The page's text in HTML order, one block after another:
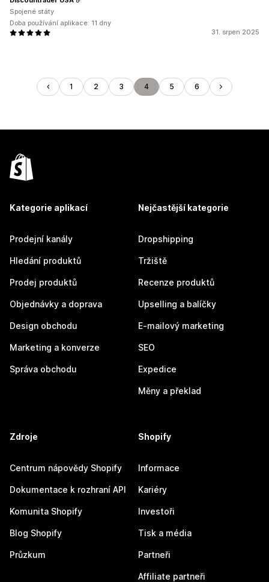
31. srpen 2025
Spojené státy
Doba používání aplikace: 11 dny
1 2 3 4 5 6
Kategorie aplikací
Prodejní kanály
Hledání produktů
Prodej produktů
Objednávky a doprava
Design obchodu
Marketing a konverze
Správa obchodu
Nejčastější kategorie
Dropshipping
Tržiště
Recenze produktů
Upselling a balíčky
E-mailový marketing
SEO
Expedice
Měny a překlad
Zdroje
Centrum nápovědy Shopify
Dokumentace k rozhraní API
Komunita Shopify
Blog Shopify
Průzkum
Shopify
Informace
Kariéry
Investoři
Tisk a média
Partneři
Affiliate partneři